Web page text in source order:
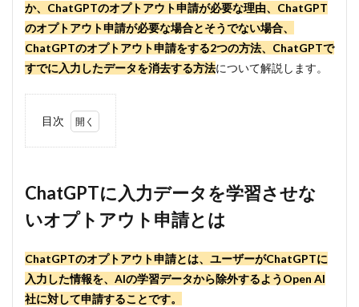
か、ChatGPTのオプトアウト申請が必要な理由、ChatGPT
のオプトアウト申請が必要な場合とそうでない場合、
ChatGPTのオプトアウト申請をする2つの方法、ChatGPTで
すでに入力したデータを消去する方法について解説します。
目次
ータを学
習させな
いオプト
アウト申
2
ChatGPT
のオプト
ChatGPTに入力データを学習させな
いオプトアウト申請とは
ChatGPTのオプトアウト申請とは、ユーザーがChatGPTに
入力した情報を、AIの学習データから除外するようOpen AI
社に対して申請することです。